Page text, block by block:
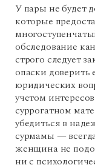
У пары не будет
которые
обследование
строго следует
опаски доверить
юридических
учетом
суррогатном
убедиться в
сурмамы —
женщина не
ни с